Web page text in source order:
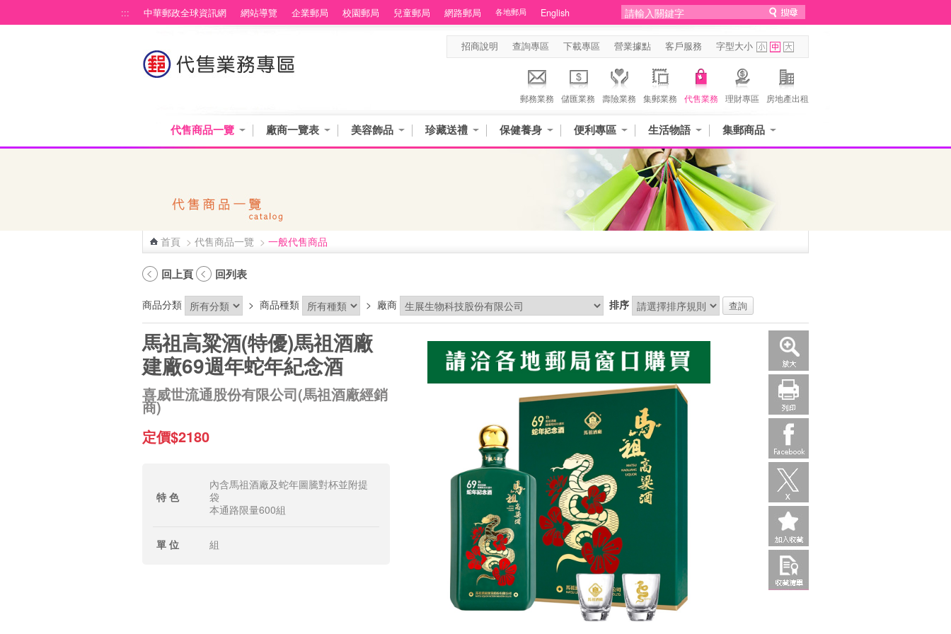
::: 中華郵政全球資訊網 網站導覽 企業郵局 校園郵局 兒童郵局 網路郵局 各地郵局 English
招商說明 查詢專區 下載專區 營業據點 客戶服務 字型大小
郵務業務 儲匯業務 壽險業務 集郵業務 代售業務 理財專區 房地產出租
代售商品一覽 廠商一覽表 美容飾品 珍藏送禮 保健養身 便利專區 生活物語 集郵商品
首頁 > 代售商品一覽 > 一般代售商品
回上頁 回列表
商品分類 > 商品種類 > 廠商 排序
馬祖高粱酒(特優)馬祖酒廠
建廠69週年蛇年紀念酒
喜威世流通股份有限公司(馬祖酒廠經銷
商)
定價$2180
特 色
內含馬祖酒廠及蛇年圖騰對杯並附提
袋
本通路限量600組
單 位 組